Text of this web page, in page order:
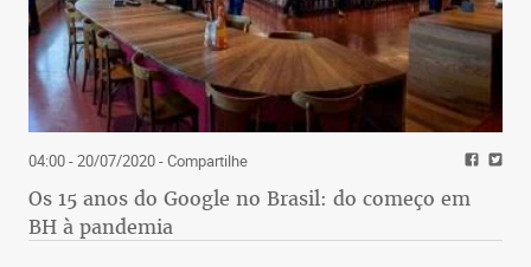
04:00 - 20/07/2020- Compartilhe
Os 15 anos do Google no Brasil: do começo em
BH à pandemia